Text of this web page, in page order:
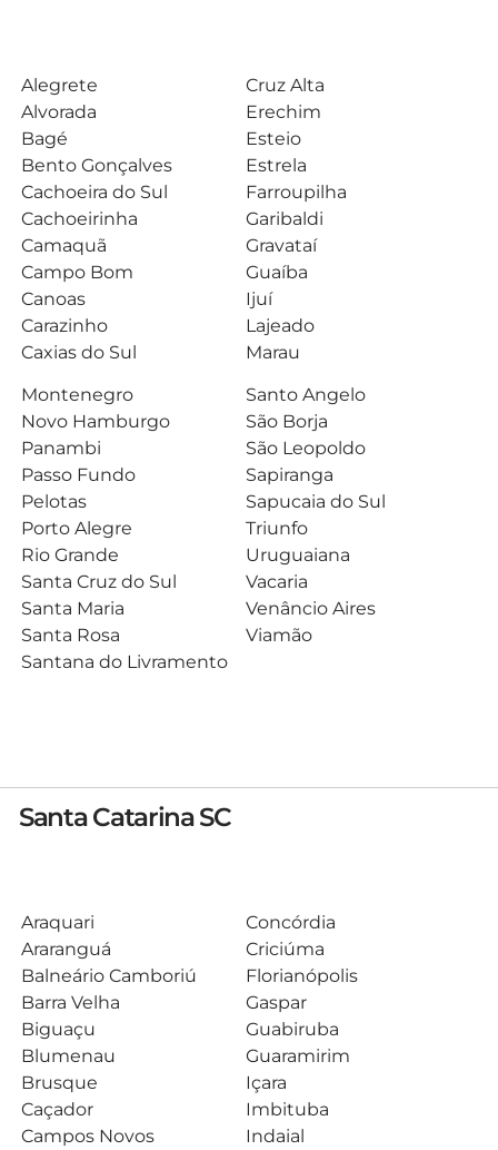
Alegrete
Alvorada
Bagé
Bento Gonçalves
Cachoeira do Sul
Cachoeirinha
Camaquã
Campo Bom
Canoas
Carazinho
Caxias do Sul
Cruz Alta
Erechim
Esteio
Estrela
Farroupilha
Garibaldi
Gravataí
Guaíba
Ijuí
Lajeado
Marau
Montenegro
Novo Hamburgo
Panambi
Passo Fundo
Pelotas
Porto Alegre
Rio Grande
Santa Cruz do Sul
Santa Maria
Santa Rosa
Santana do Livramento
Santo Angelo
São Borja
São Leopoldo
Sapiranga
Sapucaia do Sul
Triunfo
Uruguaiana
Vacaria
Venâncio Aires
Viamão
Santa Catarina SC
Araquari
Araranguá
Balneário Camboriú
Barra Velha
Biguaçu
Blumenau
Brusque
Caçador
Campos Novos
Concórdia
Criciúma
Florianópolis
Gaspar
Guabiruba
Guaramirim
Içara
Imbituba
Indaial